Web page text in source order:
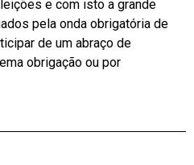
e com isto a grande
pela onda obrigatória de
de um abraço de
obrigação ou por